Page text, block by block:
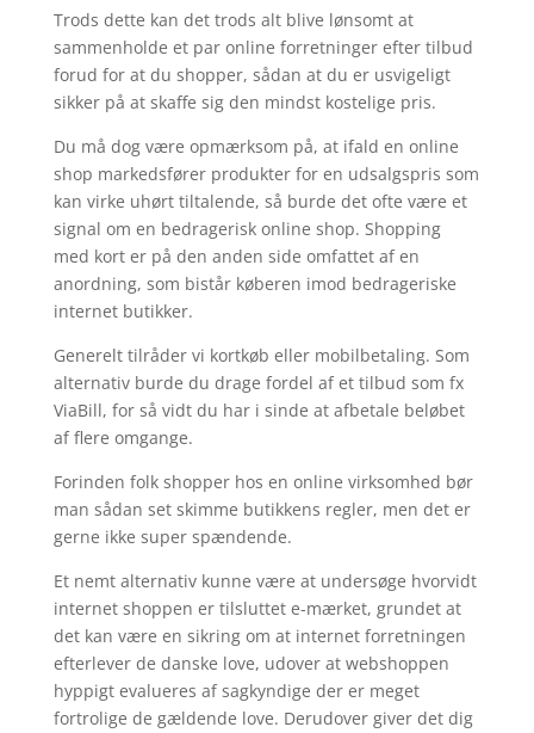
Trods dette kan det trods alt blive lønsomt at
sammenholde et par online forretninger efter tilbud
forud for at du shopper, sådan at du er usvigeligt
sikker på at skaffe sig den mindst kostelige pris.
Du må dog være opmærksom på, at ifald en online
shop markedsfører produkter for en udsalgspris som
kan virke uhørt tiltalende, så burde det ofte være et
signal om en bedragerisk online shop. Shopping
med kort er på den anden side omfattet af en
anordning, som bistår køberen imod bedrageriske
internet butikker.
Generelt tilråder vi kortkøb eller mobilbetaling. Som
alternativ burde du drage fordel af et tilbud som fx
ViaBill, for så vidt du har i sinde at afbetale beløbet
af flere omgange.
Forinden folk shopper hos en online virksomhed bør
man sådan set skimme butikkens regler, men det er
gerne ikke super spændende.
Et nemt alternativ kunne være at undersøge hvorvidt
internet shoppen er tilsluttet e-mærket, grundet at
det kan være en sikring om at internet forretningen
efterlever de danske love, udover at webshoppen
hyppigt evalueres af sagkyndige der er meget
fortrolige de gældende love. Derudover giver det dig